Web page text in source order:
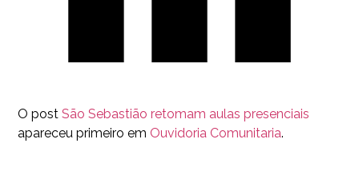
O post São Sebastião retomam aulas presenciais
apareceu primeiro em Ouvidoria Comunitaria.